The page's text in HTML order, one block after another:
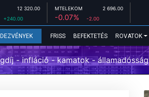
12 320.00
+240.00
MTELEKOM 2 696.00
-0.07% -2.00
FRISS BEFEKTETÉS ROVATOK
- infláció - kamatok - államadósság